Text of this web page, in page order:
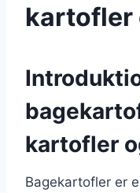
kartofler
kartofler
Bagekartofler er